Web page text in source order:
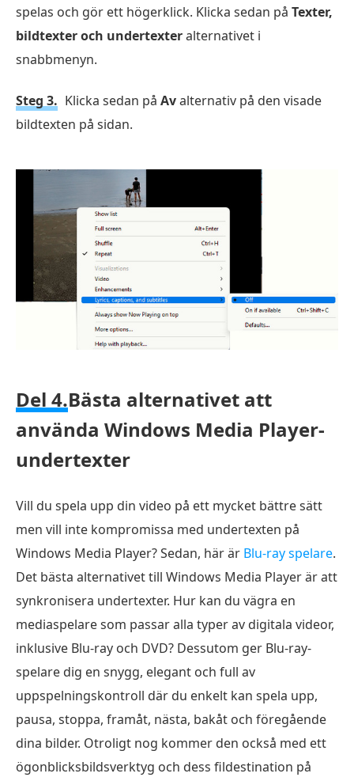
spelas och gör ett högerklick. Klicka sedan på Texter,
bildtexter och undertexteralternativet i
snabbmenyn.
Steg 3. Klicka sedan på Avalternativ på den visade
bildtexten på sidan.
Del 4.Bästa alternativet att
använda Windows Media Player-
undertexter
Vill du spela upp din video på ett mycket bättre sätt
men vill inte kompromissa med undertexten på
Windows Media Player? Sedan, här är Blu-ray spelare.
Det bästa alternativet till Windows Media Player är att
synkronisera undertexter. Hur kan du vägra en
mediaspelare som passar alla typer av digitala videor,
inklusive Blu-ray och DVD? Dessutom ger Blu-ray-
spelare dig en snygg, elegant och full av
uppspelningskontroll där du enkelt kan spela upp,
pausa, stoppa, framåt, nästa, bakåt och föregående
dina bilder. Otroligt nog kommer den också med ett
ögonblicksbildsverktyg och dess fildestination på